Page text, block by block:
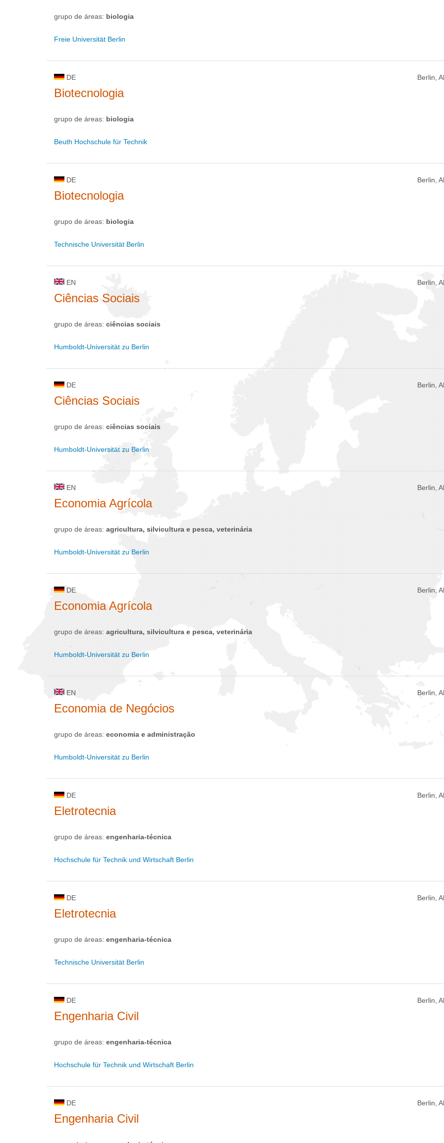
grupo de áreas: biologia
Freie Universität Berlin
DE Berlin,
Biotecnologia
grupo de áreas: biologia
Beuth Hochschule für Technik
DE Berlin,
Biotecnologia
grupo de áreas: biologia
Technische Universität Berlin
EN Berlin,
Ciências Sociais
grupo de áreas: ciências sociais
Humboldt-Universität zu Berlin
DE Berlin,
Ciências Sociais
grupo de áreas: ciências sociais
Humboldt-Universität zu Berlin
EN Berlin,
Economia Agrícola
grupo de áreas: agricultura, silvicultura e pesca, veterinária
Humboldt-Universität zu Berlin
DE Berlin,
Economia Agrícola
grupo de áreas: agricultura, silvicultura e pesca, veterinária
Humboldt-Universität zu Berlin
EN Berlin,
Economia de Negócios
grupo de áreas: economia e administração
Humboldt-Universität zu Berlin
DE Berlin,
Eletrotecnia
grupo de áreas: engenharia-técnica
Hochschule für Technik und Wirtschaft Berlin
DE Berlin,
Eletrotecnia
grupo de áreas: engenharia-técnica
Technische Universität Berlin
DE Berlin,
Engenharia Civil
grupo de áreas: engenharia-técnica
Hochschule für Technik und Wirtschaft Berlin
DE Berlin,
Engenharia Civil